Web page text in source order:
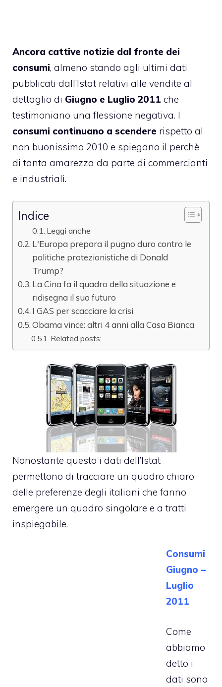
Ancora cattive notizie dal fronte dei
consumi, almeno stando agli ultimi dati
pubblicati dall’Istat relativi alle vendite al
dettaglio di Giugno e Luglio 2011 che
testimoniano una flessione negativa. I
consumi continuano a scendere rispetto al
non buonissimo 2010 e spiegano il perchè
di tanta amarezza da parte di commercianti
e industriali.
Indice
Leggi anche
L'Europa prepara il pugno duro contro le
politiche protezionistiche di Donald
Trump?
La Cina fa il quadro della situazione e
ridisegna il suo futuro
I GAS per scacciare la crisi
Obama vince: altri 4 anni alla Casa Bianca
Related posts:
Nonostante questo i dati dell’Istat
permettono di tracciare un quadro chiaro
delle preferenze degli italiani che fanno
emergere un quadro singolare e a tratti
inspiegabile.
Consumi
Giugno –
Luglio
2011
Come
abbiamo
detto i
dati sono